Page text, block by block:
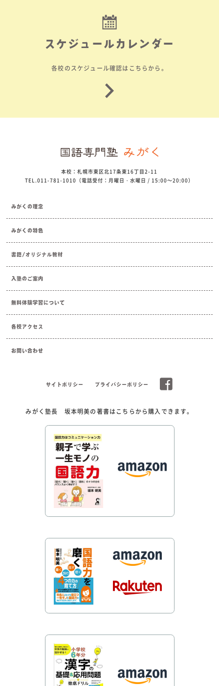
スケジュールカレンダー
各校のスケジュール確認はこちらから。
本校：札幌市東区北17条東16丁目2-11
TEL.011-781-1010（電話受付：月曜日・水曜日 / 15:00～20:00）
みがくの理念
みがくの特色
書籍/オリジナル教材
入塾のご案内
無料体験学習について
各校アクセス
お問い合わせ
サイトポリシー プライバシーポリシー
みがく塾長 坂本明美の著書はこちらから購入できます。